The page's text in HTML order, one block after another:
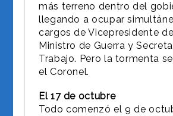
más terreno dentro del
llegando a ocupar
cargos de Vicepresidente
Ministro de Guerra y
Trabajo. Pero la tormenta
el Coronel.
El 17 de octubre
Todo comenzó el 9 de